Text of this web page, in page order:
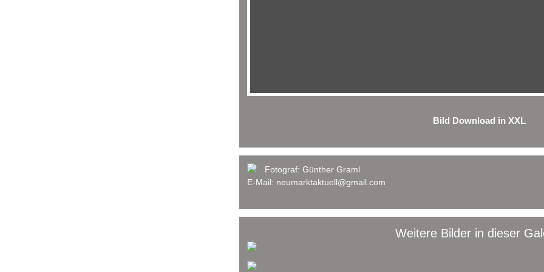
Bild Download in XXL
Fotograf: Günther Graml
E-Mail: neumarktaktuell@gmail.com
Weitere Bilder in dieser